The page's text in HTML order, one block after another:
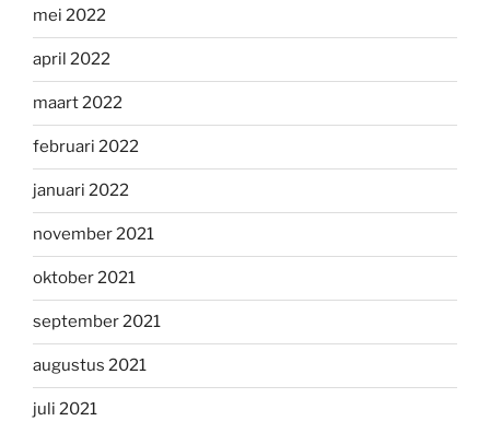
mei 2022
april 2022
maart 2022
februari 2022
januari 2022
november 2021
oktober 2021
september 2021
augustus 2021
juli 2021